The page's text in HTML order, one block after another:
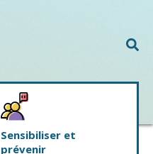
Sensibiliser et
prévenir